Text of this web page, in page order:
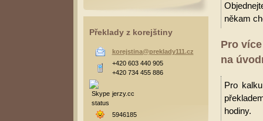
někam
Pro
na
Pro
hodiny.
Překlady z korejštiny
korejstina@preklady111.cz
+420 603 440 905
+420 734 455 886
jerzy.cc
5946185